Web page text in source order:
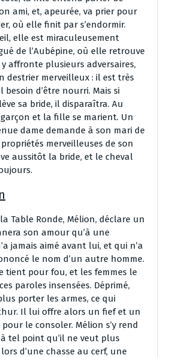
ami, et, apeurée, va prier pour
où elle finit par s’endormir.
elle est miraculeusement
de l’Aubépine, où elle retrouve
y affronte plusieurs adversaires,
destrier merveilleux : il est très
besoin d’être nourri. Mais si
sa bride, il disparaîtra. Au
et la fille se marient. Un
dame demande à son mari de
merveilleuses de son
aussitôt la bride, et le cheval
Table Ronde, Mélion, déclare un
son amour qu’à une
jamais aimé avant lui, et qui n’a
le nom d’un autre homme.
tient pour fou, et les femmes le
paroles insensées. Déprimé,
porter les armes, ce qui
Il lui offre alors un fief et un
le consoler. Mélion s’y rend
tel point qu’il ne veut plus
d’une chasse au cerf, une